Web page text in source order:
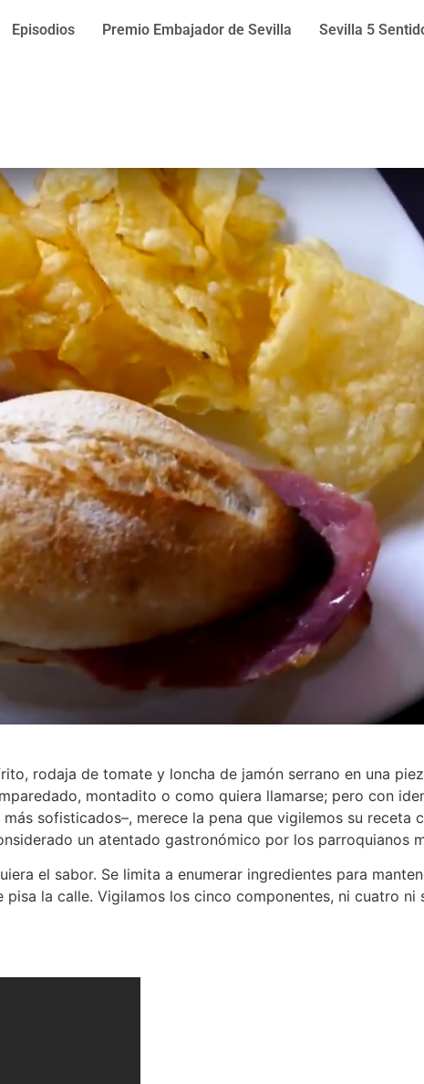
Episodios Premio Embajador de Sevilla Sevilla 5
rodaja de tomate y loncha de jamón serrano en una
montadito o como quiera llamarse; pero con
sofisticados–, merece la pena que vigilemos su receta
un atentado gastronómico por los parroquianos
el sabor. Se limita a enumerar ingredientes para
la calle. Vigilamos los cinco componentes, ni cuatro ni